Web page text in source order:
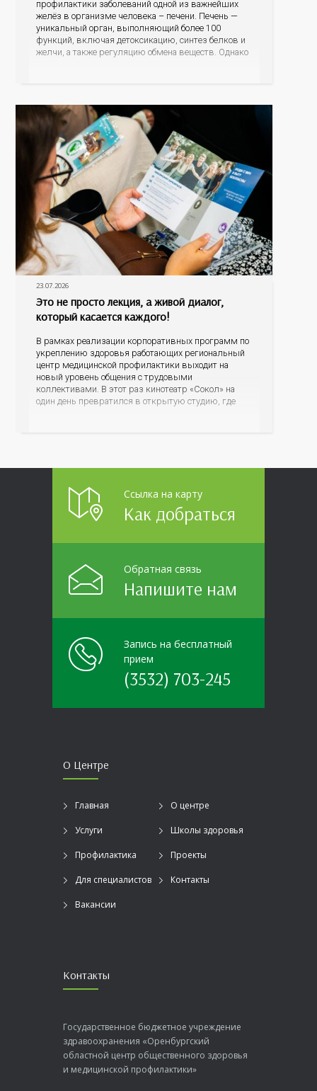
профилактики заболеваний одной из важнейших
желёз в организме человека – печени. Печень —
уникальный орган, выполняющий более 100
функций, включая детоксикацию, синтез белков и
желчи, а также регуляцию обмена веществ. Однако
23.07.2026
Это не просто лекция, а живой диалог,
который касается каждого!
В рамках реализации корпоративных программ по
укреплению здоровья работающих региональный
центр медицинской профилактики выходит на
новый уровень общения с трудовыми
коллективами. В этот раз кинотеатр «Сокол» на
один день превратился в открытую студию, где
Ссылка на карту
Как добраться
Обратная связь
Напишите нам
Запись на бесплатный
прием
(3532) 703-245
О Центре
Главная О центре
Услуги Школы здоровья
Профилактика Проекты
Для специалистов Контакты
Вакансии
Контакты
Государственное бюджетное учреждение
здравоохранения «Оренбургский
областной центр общественного здоровья
и медицинской профилактики»